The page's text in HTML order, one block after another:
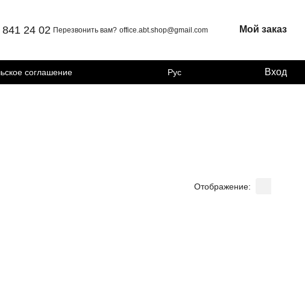
841 24 02 Перезвонить вам? office.abt.shop@gmail.com Мой заказ
соглашение
Рус Вход
Отображение: